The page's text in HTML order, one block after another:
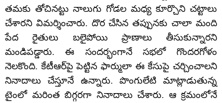
తమకు తోచినట్టు నాలుగు గోడల మధ్య కూర్చొని చట్టాలు
చేశారని విమర్శించారు. దొర చేసిన తప్పునకు చాలా మంది
పేద రైతులు బలైపోయి ప్రాణాలు తీసుకున్నారని
మండిపడ్డారు. ఈ సందర్భంగానే సభలో గొందరగోళం
నెలకొంది. కేటీఆర్‌పై పెట్టిన ఫార్ములా ఈ కేసుపై చర్చించాలని
నినాదాలు చేస్తూనే ఉన్నారు. పొంగులేటి మాట్లాడుతున్న
టైంలో మరింత బిగ్గరగా నినాదాలు చేశారు. ఆ క్రమంలోనే